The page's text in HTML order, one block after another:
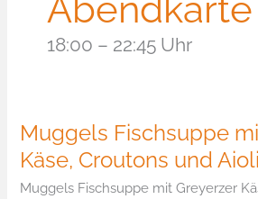
Abendkarte
18:00 – 22:45 Uhr
Muggels Fischsuppe
Käse, Croutons und Aioli
Muggels Fischsuppe mit Greyerzer